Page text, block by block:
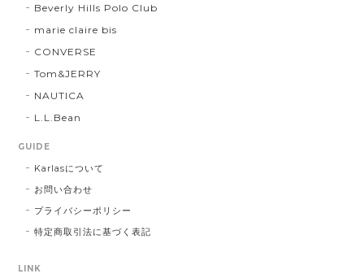
Beverly Hills Polo Club
marie claire bis
CONVERSE
Tom&JERRY
NAUTICA
L.L.Bean
GUIDE
Karlasについて
お問い合わせ
プライバシーポリシー
特定商取引法に基づく表記
LINK